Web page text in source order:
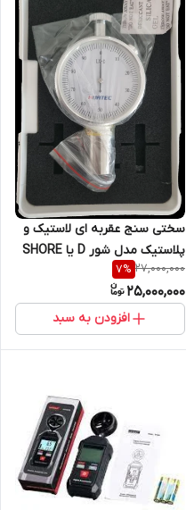
سختی سنج عقربه ای لاستیک و
پلاستیک مدل شور D یا SHORE
D
27,000,000
7%
25,000,000
افزودن به سبد